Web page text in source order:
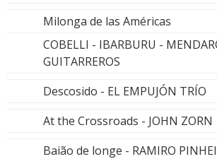
Milonga de las Américas
COBELLI - IBARBURU -
GUITARREROS
Descosido - EL EMPUJÓN TRÍO
At the Crossroads - JOHN ZORN
Baião de longe - RAMIRO